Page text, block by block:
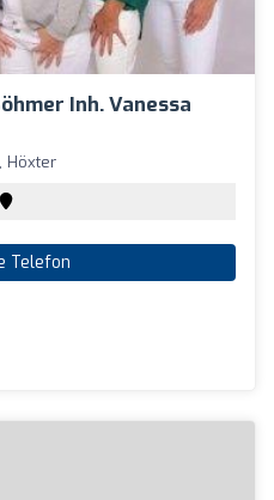
Inh. Vanessa
Höxter
Telefon